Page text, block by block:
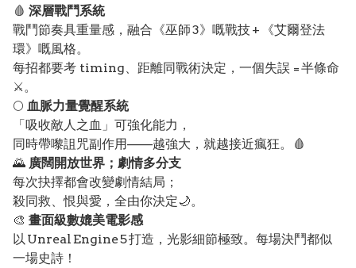
🩸 深層戰鬥系統
戰鬥節奏具重量感，融合《巫師 3》嘅戰技 + 《艾爾登法
環》嘅風格。
每招都要考 timing、距離同戰術決定，一個失誤 = 半條命
⚔️。
🌕 血脈力量覺醒系統
「吸收敵人之血」可強化能力，
同時帶嚟詛咒副作用——越強大，就越接近瘋狂。🩸
🌄 廣闊開放世界；劇情多分支
每次抉擇都會改變劇情結局；
殺同救、恨與愛，全由你決定🌙。
🎨 畫面級數媲美電影感
以 Unreal Engine 5 打造，光影細節極致。每場決鬥都似
一場史詩！